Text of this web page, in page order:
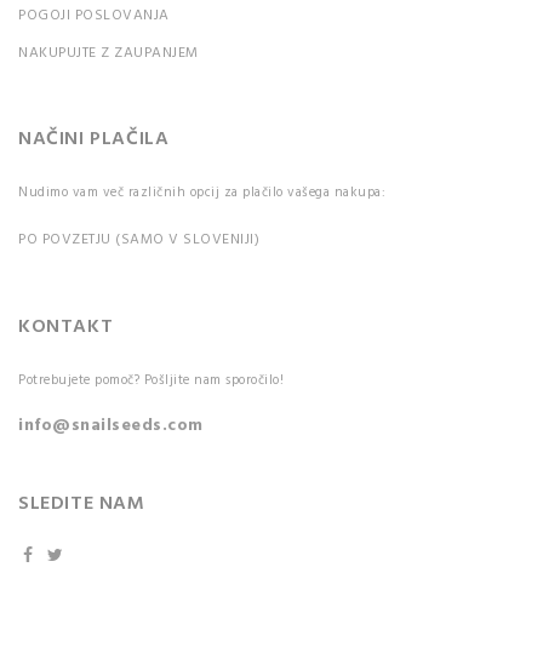
POGOJI POSLOVANJA
NAKUPUJTE Z ZAUPANJEM
NAČINI PLAČILA
Nudimo vam več različnih opcij za plačilo vašega nakupa:
PO POVZETJU (SAMO V SLOVENIJI)
KONTAKT
Potrebujete pomoč? Pošljite nam sporočilo!
info@snailseeds.com
SLEDITE NAM